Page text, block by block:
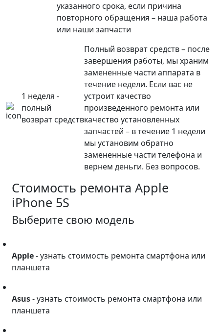
указанного срока, если причина
повторного обращения – наша работа
или наши запчасти
1 неделя -
полный
возврат средств
Полный возврат средств – после
завершения работы, мы храним
замененные части аппарата в
течение недели. Если вас не
устроит качество
произведенного ремонта или
качество установленных
запчастей – в течение 1 недели
мы установим обратно
замененные части телефона и
вернем деньги. Без вопросов.
Стоимость ремонта Apple
iPhone 5S
Выберите свою модель
Apple- узнать стоимость ремонта смартфона или
планшета
Asus- узнать стоимость ремонта смартфона или
планшета